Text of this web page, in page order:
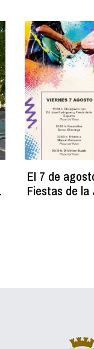
El 7 de
Fiestas de la